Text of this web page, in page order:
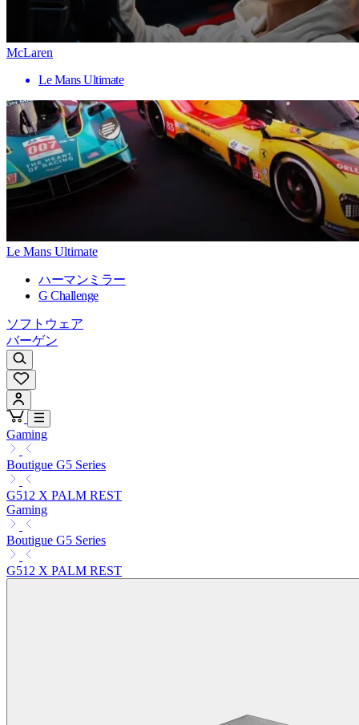
McLaren
Le Mans Ultimate
Le Mans Ultimate
ハーマンミラー
G Challenge
ソフトウェア
バーゲン
Gaming
Boutigue G5 Series
G512 X PALM REST
Gaming
Boutigue G5 Series
G512 X PALM REST